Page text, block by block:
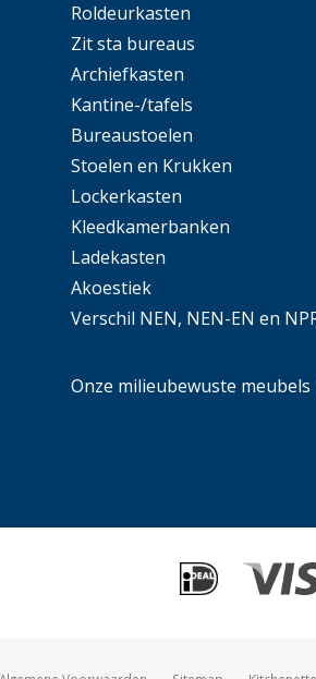
Roldeurkasten
Zit sta bureaus
Archiefkasten
Kantine-/tafels
Bureaustoelen
Stoelen en Krukken
Lockerkasten
Kleedkamerbanken
Ladekasten
Akoestiek
Verschil NEN, NEN-EN en
Onze milieubewuste meubels